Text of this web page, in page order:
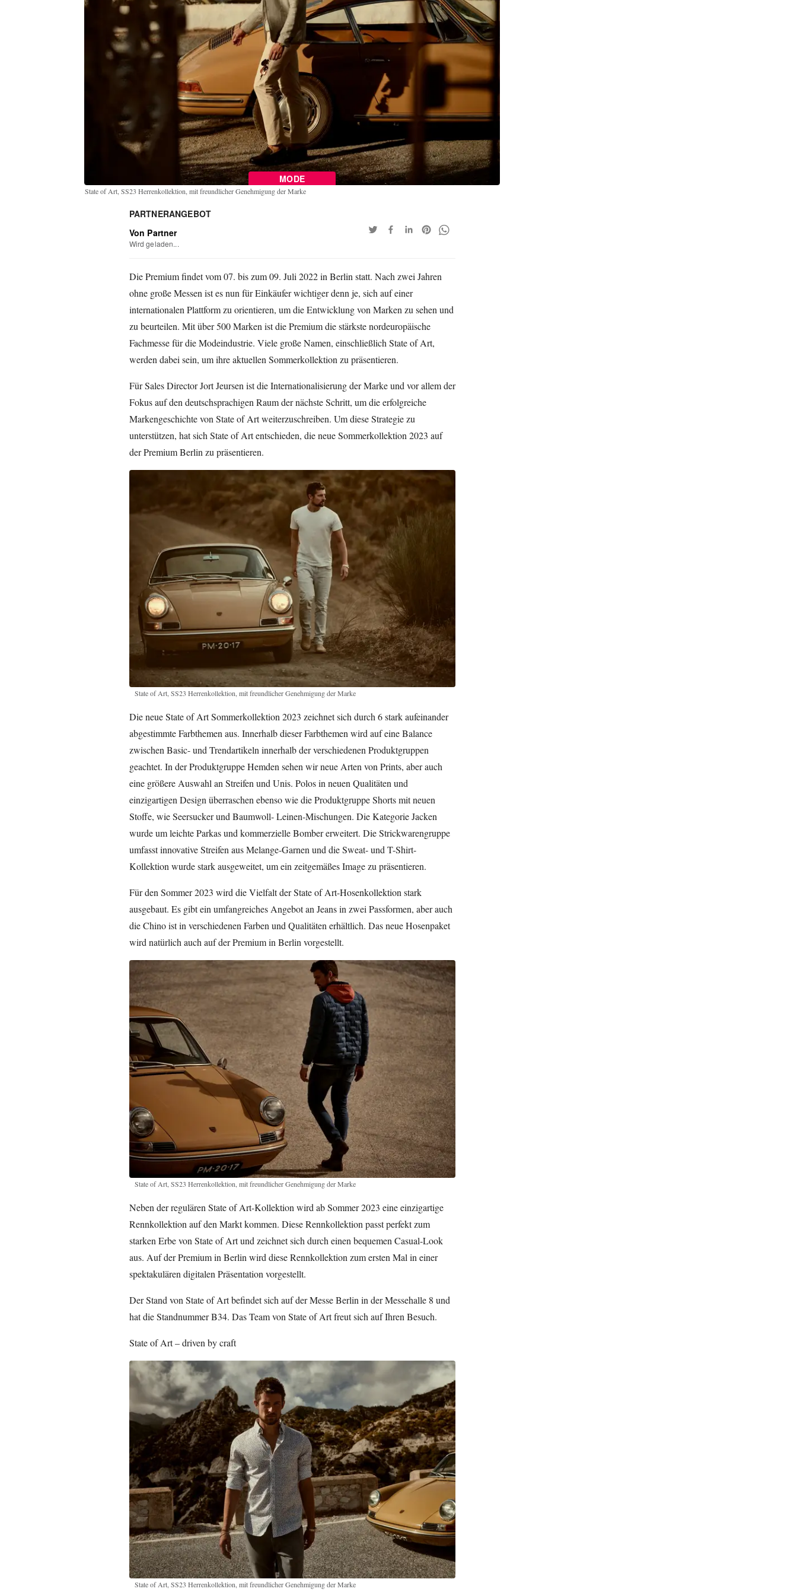
MODE
State of Art, SS23 Herrenkollektion, mit freundlicher Genehmigung der Marke
PARTNERANGEBOT
Von Partner
Wird geladen...
Die Premium findet vom 07. bis zum 09. Juli 2022 in Berlin statt. Nach zwei Jahren
ohne große Messen ist es nun für Einkäufer wichtiger denn je, sich auf einer
internationalen Plattform zu orientieren, um die Entwicklung von Marken zu sehen und
zu beurteilen. Mit über 500 Marken ist die Premium die stärkste nordeuropäische
Fachmesse für die Modeindustrie. Viele große Namen, einschließlich State of Art,
werden dabei sein, um ihre aktuellen Sommerkollektion zu präsentieren.
Für Sales Director Jort Jeursen ist die Internationalisierung der Marke und vor allem der
Fokus auf den deutschsprachigen Raum der nächste Schritt, um die erfolgreiche
Markengeschichte von State of Art weiterzuschreiben. Um diese Strategie zu
unterstützen, hat sich State of Art entschieden, die neue Sommerkollektion 2023 auf
der Premium Berlin zu präsentieren.
State of Art, SS23 Herrenkollektion, mit freundlicher Genehmigung der Marke
Die neue State of Art Sommerkollektion 2023 zeichnet sich durch 6 stark aufeinander
abgestimmte Farbthemen aus. Innerhalb dieser Farbthemen wird auf eine Balance
zwischen Basic- und Trendartikeln innerhalb der verschiedenen Produktgruppen
geachtet. In der Produktgruppe Hemden sehen wir neue Arten von Prints, aber auch
eine größere Auswahl an Streifen und Unis. Polos in neuen Qualitäten und
einzigartigen Design überraschen ebenso wie die Produktgruppe Shorts mit neuen
Stoffe, wie Seersucker und Baumwoll- Leinen-Mischungen. Die Kategorie Jacken
wurde um leichte Parkas und kommerzielle Bomber erweitert. Die Strickwarengruppe
umfasst innovative Streifen aus Melange-Garnen und die Sweat- und T-Shirt-
Kollektion wurde stark ausgeweitet, um ein zeitgemäßes Image zu präsentieren.
Für den Sommer 2023 wird die Vielfalt der State of Art-Hosenkollektion stark
ausgebaut. Es gibt ein umfangreiches Angebot an Jeans in zwei Passformen, aber auch
die Chino ist in verschiedenen Farben und Qualitäten erhältlich. Das neue Hosenpaket
wird natürlich auch auf der Premium in Berlin vorgestellt.
State of Art, SS23 Herrenkollektion, mit freundlicher Genehmigung der Marke
Neben der regulären State of Art-Kollektion wird ab Sommer 2023 eine einzigartige
Rennkollektion auf den Markt kommen. Diese Rennkollektion passt perfekt zum
starken Erbe von State of Art und zeichnet sich durch einen bequemen Casual-Look
aus. Auf der Premium in Berlin wird diese Rennkollektion zum ersten Mal in einer
spektakulären digitalen Präsentation vorgestellt.
Der Stand von State of Art befindet sich auf der Messe Berlin in der Messehalle 8 und
hat die Standnummer B34. Das Team von State of Art freut sich auf Ihren Besuch.
State of Art – driven by craft
State of Art, SS23 Herrenkollektion, mit freundlicher Genehmigung der Marke